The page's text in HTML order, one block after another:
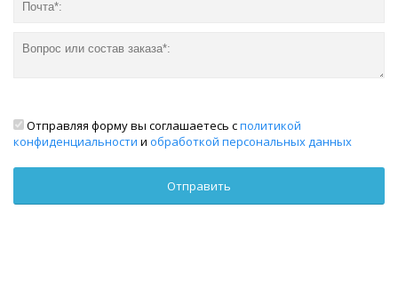
Отправляя форму вы соглашаетесь сполитикой
конфиденциальности и обработкой персональных данных